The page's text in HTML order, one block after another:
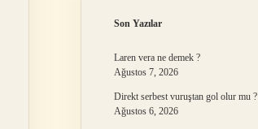
Son Yazılar
Laren vera ne demek ?
Ağustos 7, 2026
Direkt serbest vuruştan gol olur mu ?
Ağustos 6, 2026